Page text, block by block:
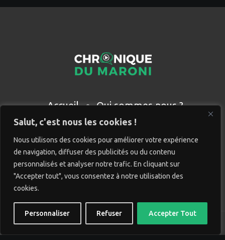
Salut, c'est nous les cookies !
Nous utilisons des cookies pour améliorer votre expérience
de navigation, diffuser des publicités ou du contenu
personnalisés et analyser notre trafic. En cliquant sur
"Accepter tout", vous consentez à notre utilisation des
cookies.
Personnaliser Refuser Accepter Tout
Accueil
Qui sommes nous ?
Partenaires
Contact